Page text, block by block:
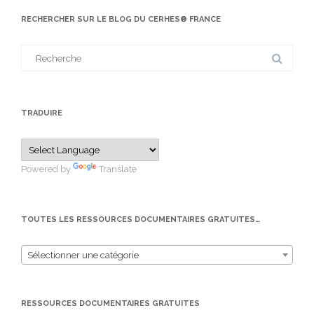
RECHERCHER SUR LE BLOG DU CERHES® FRANCE
TRADUIRE
Powered by Translate
TOUTES LES RESSOURCES DOCUMENTAIRES GRATUITES…
Sélectionner une catégorie
RESSOURCES DOCUMENTAIRES GRATUITES